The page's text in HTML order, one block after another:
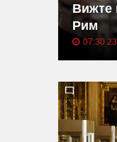
Вижте
Рим
07:30